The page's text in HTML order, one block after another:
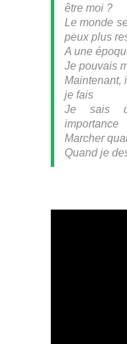
être moi ?
Le monde
peux plus
A une
Je pouvais
Maintenant,
je fais
Je sais
importance
Marcher
Quand je